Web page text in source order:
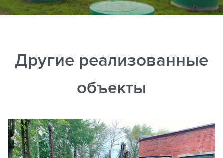
Другие реализованные
объекты